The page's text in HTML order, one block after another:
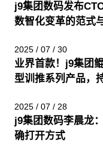
j9集团数码发布
数智化变革的范式
2025 / 07 / 30
业界首款！j9集团
型训推系列产品，
2025 / 07 / 28
j9集团数码李晨龙
确打开方式